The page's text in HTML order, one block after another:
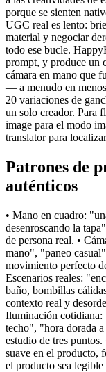
porque se sienten
UGC real es lento:
material y negociar
todo ese bucle.
prompt, y produce un
cámara en mano que
— a menudo en
20 variaciones de
un solo creador. Para
image para el modo
translator para
Patrones de
auténticos
• Mano en cuadro:
desenroscando la
de persona real. •
mano", "paneo
movimiento perfecto
Escenarios reales:
baño, bombillas
contexto real y
Iluminación cotidiana:
techo", "hora dorada
estudio de tres
suave en el producto,
el producto sea